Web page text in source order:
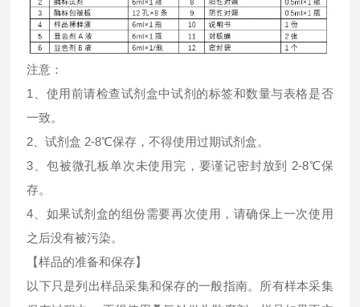
注意：
1、使用前请检查试剂盒中试剂的标签和数量与表格是否
一致。
2、试剂盒 2-8℃保存，不得使用过期试剂盒。
3、包被微孔板单次未使用完，要谨记密封放到 2-8℃保
存。
4、如果试剂盒的组份需要再次使用，请确保上一次使用
之后没有被污染。
【样品的准备和保存】
以下只是列出样品采集和保存的一般指南。所有样本采集